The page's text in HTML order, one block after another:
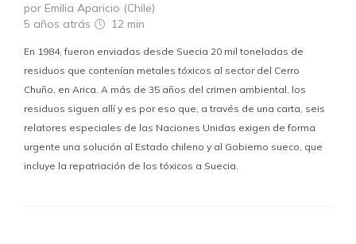
por Emilia Aparicio (Chile)
5 años atrás
12 min
En 1984, fueron enviadas desde Suecia 20 mil toneladas de
residuos que contenían metales tóxicos al sector del Cerro
Chuño, en Arica. A más de 35 años del crimen ambiental, los
residuos siguen allí y es por eso que, a través de una carta, seis
relatores especiales de las Naciones Unidas exigen de forma
urgente una solución al Estado chileno y al Gobierno sueco, que
incluye la repatriación de los tóxicos a Suecia.